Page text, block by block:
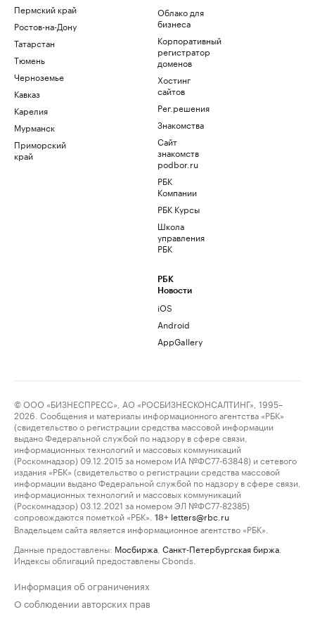
Пермский край
Ростов-на-Дону
Татарстан
Тюмень
Черноземье
Кавказ
Карелия
Мурманск
Приморский
край
Облако для
бизнеса
Корпоративный
регистратор
доменов
Хостинг
сайтов
Рег.решения
Знакомства
Сайт
знакомств
podbor.ru
РБК
Компании
РБК Курсы
Школа
управления
РБК
РБК
Новости
iOS
Android
AppGallery
© ООО «БИЗНЕСПРЕСС», АО «РОСБИЗНЕСКОНСАЛТИНГ», 1995–
2026. Сообщения и материалы информационного агентства «РБК»
(свидетельство о регистрации средства массовой информации
выдано Федеральной службой по надзору в сфере связи,
информационных технологий и массовых коммуникаций
(Роскомнадзор) 09.12.2015 за номером ИА №ФС77-63848) и сетевого
издания «РБК» (свидетельство о регистрации средства массовой
информации выдано Федеральной службой по надзору в сфере связи,
информационных технологий и массовых коммуникаций
(Роскомнадзор) 03.12.2021 за номером ЭЛ №ФС77-82385)
сопровождаются пометкой «РБК».
18+ letters@rbc.ru
Владельцем сайта является информационное агентство «РБК».
Данные предоставлены: Мосбиржа Санкт-Петербургская биржа
Индексы облигаций предоставлены Cbonds.
Информация об ограничениях
О соблюдении авторских прав